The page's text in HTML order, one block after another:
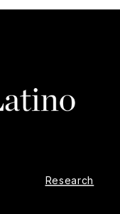
Research